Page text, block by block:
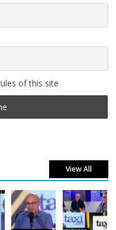
of this site
View All